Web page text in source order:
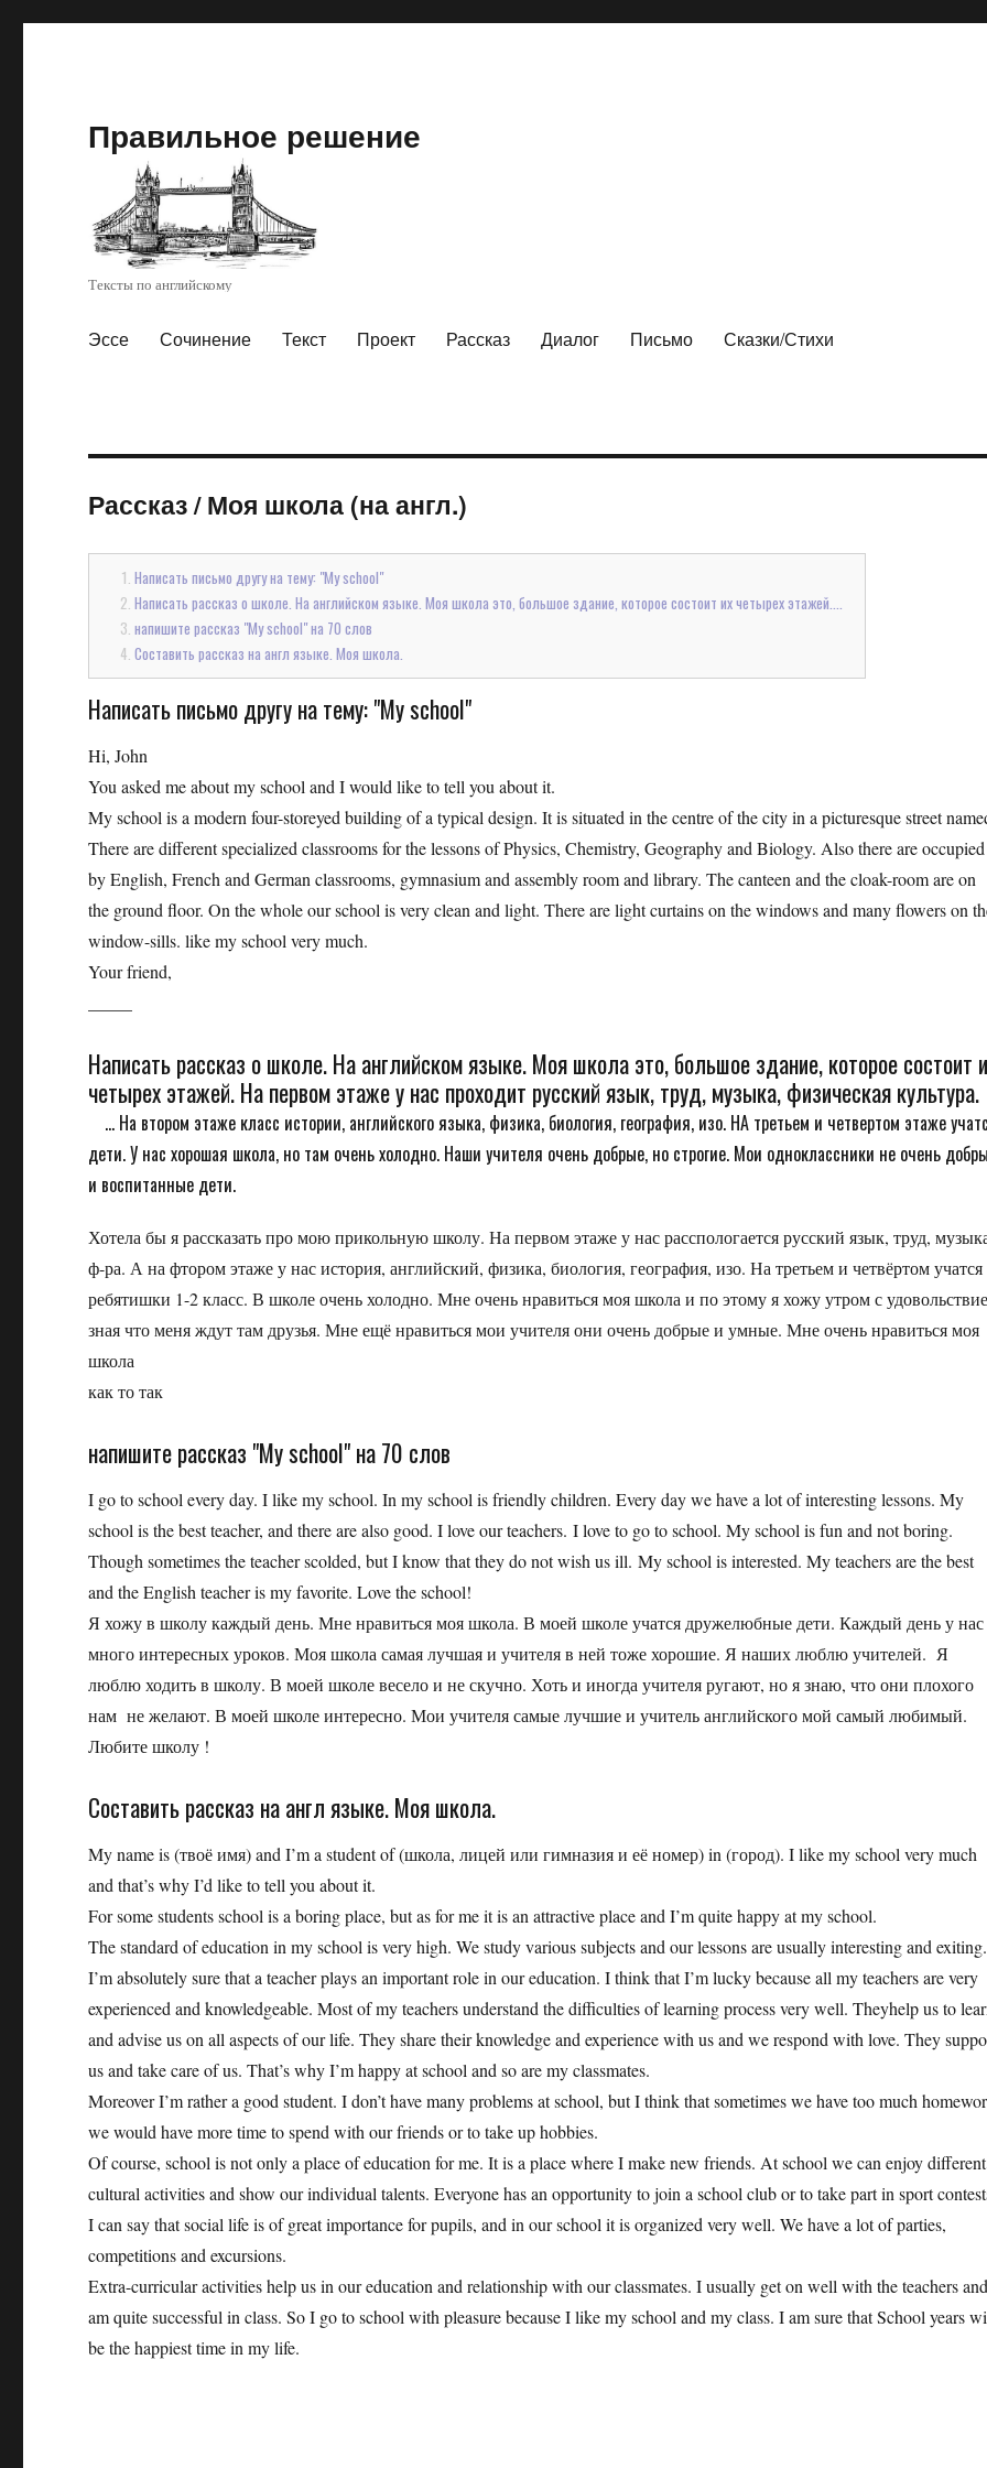
Правильное решение
Тексты по английскому
Эссе Сочинение Текст Проект Рассказ Диалог Письмо Сказки/Стихи
Рассказ/Моя школа (на англ.)
Написать письмо другу на тему: "My school"
Написать рассказ о школе. На английском языке. Моя школа это, большое здание, которое состоит их четырех этажей....
напишите рассказ "My school" на 70 слов
Составить рассказ на англ языке. Моя школа.
Написать письмо другу на тему: "My school"
Hi, John
You asked me about my school and I would like to tell you about it.
My school is a modern four-storeyed building of a typical design. It is situated in the centre of the city in a picturesque street
There are different specialized classrooms for the lessons of Physics, Chemistry, Geography and Biology. Also there are occupied
by English, French and German classrooms, gymnasium and assembly room and library. The canteen and the cloak-room are on
the ground floor. On the whole our school is very clean and light. There are light curtains on the windows and many flowers on
window-sills. like my school very much.
Your friend,
Написать рассказ о школе. На английском языке. Моя школа это, большое здание, которое состоит
четырех этажей. На первом этаже у нас проходит русский язык, труд, музыка, физическая культура.
... На втором этаже класс истории, английского языка, физика, биология, география, изо. НА третьем и четвертом этаже
дети. У нас хорошая школа, но там очень холодно. Наши учителя очень добрые, но строгие. Мои одноклассники не очень
и воспитанные дети.
Хотела бы я рассказать про мою прикольную школу. На первом этаже у нас расспологается русский язык, труд,
ф-ра. А на фтором этаже у нас история, английский, физика, биология, география, изо. На третьем и четвёртом учатся
ребятишки 1-2 класс. В школе очень холодно. Мне очень нравиться моя школа и по этому я хожу утром с
зная что меня ждут там друзья. Мне ещё нравиться мои учителя они очень добрые и умные. Мне очень нравиться моя
школа
как то так
напишите рассказ "My school" на 70 слов
I go to school every day. I like my school. In my school is friendly children. Every day we have a lot of interesting lessons. My
school is the best teacher, and there are also good. I love our teachers. I love to go to school. My school is fun and not boring.
Though sometimes the teacher scolded, but I know that they do not wish us ill. My school is interested. My teachers are the best
and the English teacher is my favorite. Love the school!
Я хожу в школу каждый день. Мне нравиться моя школа. В моей школе учатся дружелюбные дети. Каждый день у нас
много интересных уроков. Моя школа самая лучшая и учителя в ней тоже хорошие. Я наших люблю учителей. Я
люблю ходить в школу. В моей школе весело и не скучно. Хоть и иногда учителя ругают, но я знаю, что они плохого
нам не желают. В моей школе интересно. Мои учителя самые лучшие и учитель английского мой самый любимый.
Любите школу !
Составить рассказ на англ языке. Моя школа.
My name is (твоё имя) and I’m a student of (школа, лицей или гимназия и её номер) in (город). I like my school very much
and that’s why I’d like to tell you about it.
For some students school is a boring place, but as for me it is an attractive place and I’m quite happy at my school.
The standard of education in my school is very high. We study various subjects and our lessons are usually interesting and exiting.
I’m absolutely sure that a teacher plays an important role in our education. I think that I’m lucky because all my teachers are very
experienced and knowledgeable. Most of my teachers understand the difficulties of learning process very well. Theyhelp us to
and advise us on all aspects of our life. They share their knowledge and experience with us and we respond with love. They
us and take care of us. That’s why I’m happy at school and so are my classmates.
Moreover I’m rather a good student. I don’t have many problems at school, but I think that sometimes we have too much
we would have more time to spend with our friends or to take up hobbies.
Of course, school is not only a place of education for me. It is a place where I make new friends. At school we can enjoy different
cultural activities and show our individual talents. Everyone has an opportunity to join a school club or to take part in sport
I can say that social life is of great importance for pupils, and in our school it is organized very well. We have a lot of parties,
competitions and excursions.
Extra-curricular activities help us in our education and relationship with our classmates. I usually get on well with the teachers
am quite successful in class. So I go to school with pleasure because I like my school and my class. I am sure that School years
be the happiest time in my life.